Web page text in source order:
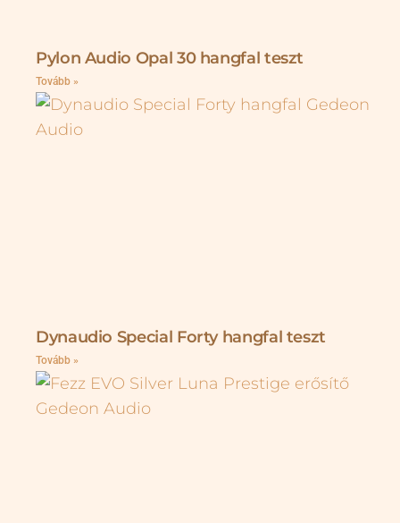
Pylon Audio Opal 30 hangfal teszt
Tovább »
Dynaudio Special Forty hangfal teszt
Tovább »